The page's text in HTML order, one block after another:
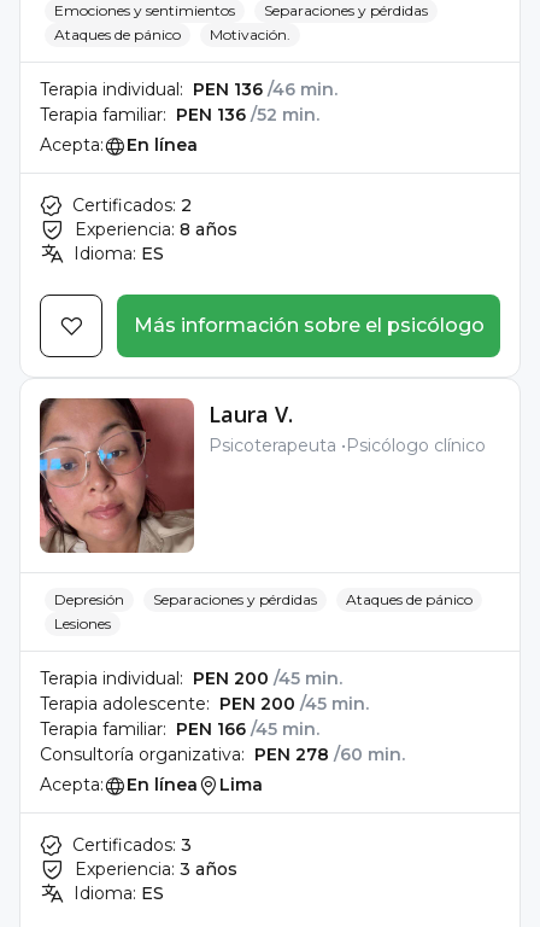
Emociones y sentimientos
Separaciones y pérdidas
Ataques de pánico
Motivación.
Terapia individual: PEN 136 /46 min.
Terapia familiar: PEN 136 /52 min.
Acepta:
En línea
Certificados: 2
Experiencia: 8 años
Idioma: ES
Más información sobre el psicólogo
Laura V.
Psicoterapeuta Psicólogo clínico
Depresión Separaciones y pérdidas
Ataques de pánico
Lesiones
Terapia individual: PEN 200 /45 min.
Terapia adolescente: PEN 200 /45 min.
Terapia familiar: PEN 166 /45 min.
Consultoría organizativa: PEN 278 /60 min.
Acepta:
En línea Lima
Certificados: 3
Experiencia: 3 años
Idioma: ES